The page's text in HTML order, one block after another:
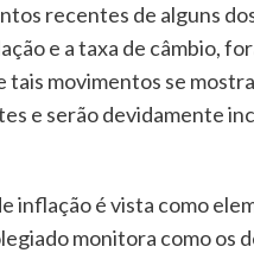
recentes de alguns
e a taxa de câmbio,
tais movimentos se
e serão devidamente
inflação é vista como
monitora como